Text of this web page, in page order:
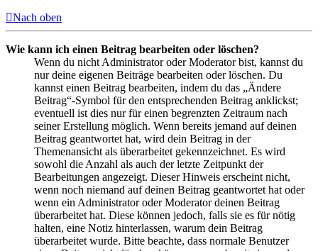
Nach oben
Wie kann ich einen Beitrag bearbeiten oder löschen?
Wenn du nicht Administrator oder Moderator bist, kannst du
nur deine eigenen Beiträge bearbeiten oder löschen. Du
kannst einen Beitrag bearbeiten, indem du das „Ändere
Beitrag“-Symbol für den entsprechenden Beitrag anklickst;
eventuell ist dies nur für einen begrenzten Zeitraum nach
seiner Erstellung möglich. Wenn bereits jemand auf deinen
Beitrag geantwortet hat, wird dein Beitrag in der
Themenansicht als überarbeitet gekennzeichnet. Es wird
sowohl die Anzahl als auch der letzte Zeitpunkt der
Bearbeitungen angezeigt. Dieser Hinweis erscheint nicht,
wenn noch niemand auf deinen Beitrag geantwortet hat oder
wenn ein Administrator oder Moderator deinen Beitrag
überarbeitet hat. Diese können jedoch, falls sie es für nötig
halten, eine Notiz hinterlassen, warum dein Beitrag
überarbeitet wurde. Bitte beachte, dass normale Benutzer